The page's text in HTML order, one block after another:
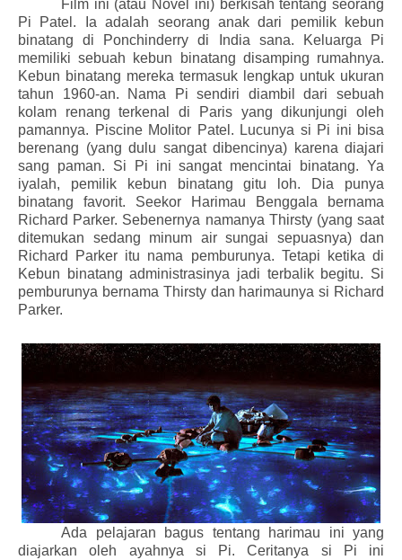
Film ini (atau Novel ini) berkisah tentang seorang
Pi Patel. Ia adalah seorang anak dari pemilik kebun
binatang di Ponchinderry di India sana. Keluarga Pi
memiliki sebuah kebun binatang disamping rumahnya.
Kebun binatang mereka termasuk lengkap untuk ukuran
tahun 1960-an. Nama Pi sendiri diambil dari sebuah
kolam renang terkenal di Paris yang dikunjungi oleh
pamannya. Piscine Molitor Patel. Lucunya si Pi ini bisa
berenang (yang dulu sangat dibencinya) karena diajari
sang paman. Si Pi ini sangat mencintai binatang. Ya
iyalah, pemilik kebun binatang gitu loh. Dia punya
binatang favorit. Seekor Harimau Benggala bernama
Richard Parker. Sebenernya namanya Thirsty (yang saat
ditemukan sedang minum air sungai sepuasnya) dan
Richard Parker itu nama pemburunya. Tetapi ketika di
Kebun binatang administrasinya jadi terbalik begitu. Si
pemburunya bernama Thirsty dan harimaunya si Richard
Parker.
Ada pelajaran bagus tentang harimau ini yang
diajarkan oleh ayahnya si Pi. Ceritanya si Pi ini